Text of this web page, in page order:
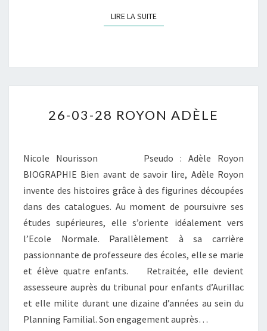
LIRE LA SUITELIRE LA SUITE
03-
26-03-28 ROYON ADÈLE
Nicole Nourisson Pseudo : Adèle Royon
BIOGRAPHIE Bien avant de savoir lire, Adèle Royon
invente des histoires grâce à des figurines découpées
dans des catalogues. Au moment de poursuivre ses
études supérieures, elle s’oriente idéalement vers
l’Ecole Normale. Parallèlement à sa carrière
passionnante de professeure des écoles, elle se marie
et élève quatre enfants. Retraitée, elle devient
assesseure auprès du tribunal pour enfants d’Aurillac
et elle milite durant une dizaine d’années au sein du
Planning Familial. Son engagement auprès…